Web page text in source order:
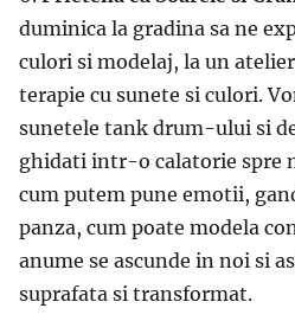
duminica la gradina sa ne
culori si modelaj, la un
terapie cu sunete si culori.
sunetele tank drum-ului si
ghidati intr-o calatorie spre
cum putem pune emotii,
panza, cum poate modela
anume se ascunde in noi si
suprafata si transformat.